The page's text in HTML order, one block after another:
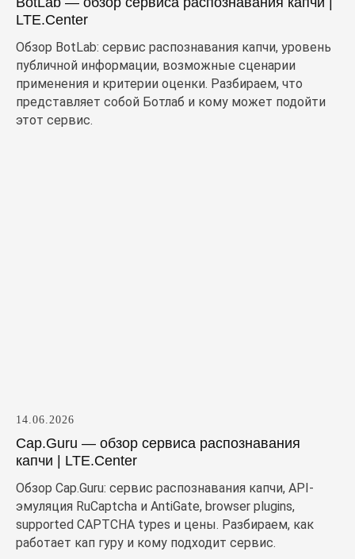
LTE.Center
Обзор BotLab: сервис распознавания капчи, уровень
публичной информации, возможные сценарии
применения и критерии оценки. Разбираем, что
представляет собой Ботлаб и кому может подойти
этот сервис.
14.06.2026
Cap.Guru — обзор сервиса распознавания
капчи | LTE.Center
Обзор Cap.Guru: сервис распознавания капчи, API-
эмуляция RuCaptcha и AntiGate, browser plugins,
supported CAPTCHA types и цены. Разбираем, как
работает кап гуру и кому подходит сервис.